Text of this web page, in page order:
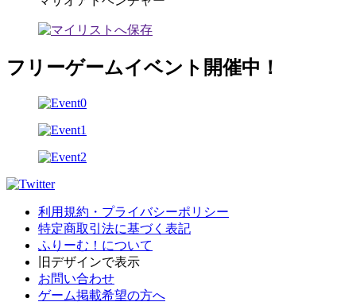
フリーゲームイベント開催中！
利用規約・プライバシーポリシー
特定商取引法に基づく表記
ふりーむ！について
旧デザインで表示
お問い合わせ
ゲーム掲載希望の方へ